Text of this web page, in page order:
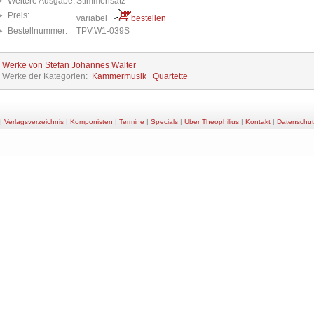
Preis:
variabel
bestellen
Bestellnummer:
TPV.W1-039S
Werke von Stefan Johannes Walter
Werke der Kategorien: Kammermusik Quartette
| Verlagsverzeichnis| Komponisten | Termine | Specials| Über Theophilius| Kontakt|